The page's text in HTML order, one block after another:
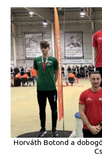
Horváth Botond a